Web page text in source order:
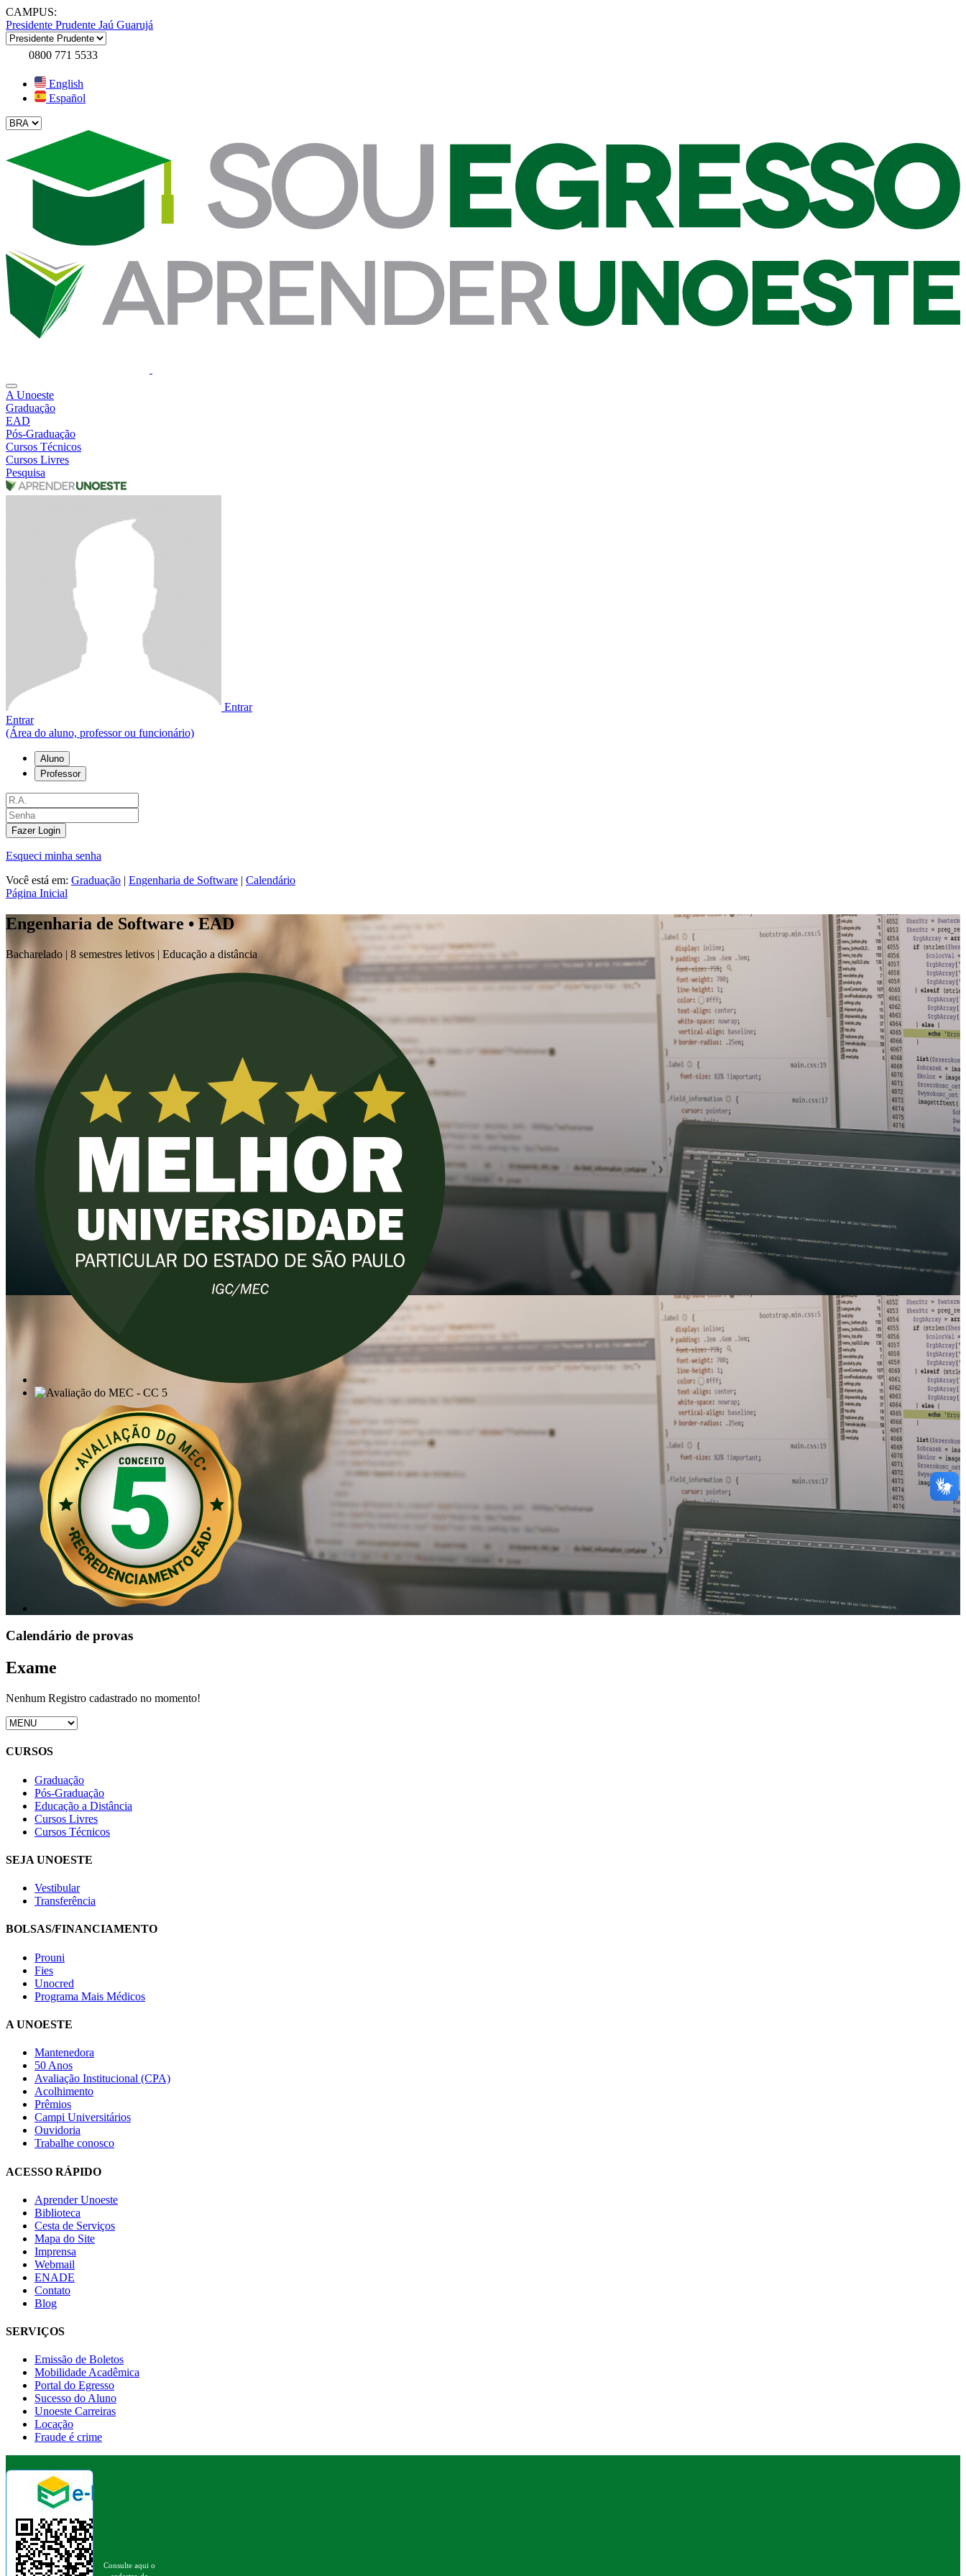
CAMPUS:
Presidente Prudente Jaú Guarujá
0800 771 5533
English
Español
A Unoeste
Graduação
EAD
Pós-Graduação
Cursos Técnicos
Cursos Livres
Pesquisa
Entrar
Entrar
(Área do aluno, professor ou funcionário)
Aluno
Professor
Fazer Login
Esqueci minha senha
Você está em: Graduação | Engenharia de Software | Calendário
Página Inicial
Engenharia de Software • EAD
Bacharelado | 8 semestres letivos | Educação a distância
Calendário de provas
Exame
Nenhum Registro cadastrado no momento!
CURSOS
Graduação
Pós-Graduação
Educação a Distância
Cursos Livres
Cursos Técnicos
SEJA UNOESTE
Vestibular
Transferência
BOLSAS/FINANCIAMENTO
Prouni
Fies
Unocred
Programa Mais Médicos
A UNOESTE
Mantenedora
50 Anos
Avaliação Institucional (CPA)
Acolhimento
Prêmios
Campi Universitários
Ouvidoria
Trabalhe conosco
ACESSO RÁPIDO
Aprender Unoeste
Biblioteca
Cesta de Serviços
Mapa do Site
Imprensa
Webmail
ENADE
Contato
Blog
SERVIÇOS
Emissão de Boletos
Mobilidade Acadêmica
Portal do Egresso
Sucesso do Aluno
Unoeste Carreiras
Locação
Fraude é crime
Consulte aqui o